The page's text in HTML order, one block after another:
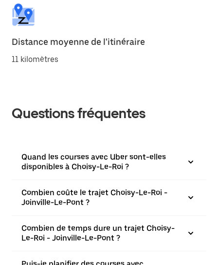
Distance moyenne de l'itinéraire
11 kilomètres
Questions fréquentes
Quand les courses avec Uber sont-elles
disponibles à Choisy-Le-Roi ?
Combien coûte le trajet Choisy-Le-Roi -
Joinville-Le-Pont ?
Combien de temps dure un trajet Choisy-
Le-Roi - Joinville-Le-Pont ?